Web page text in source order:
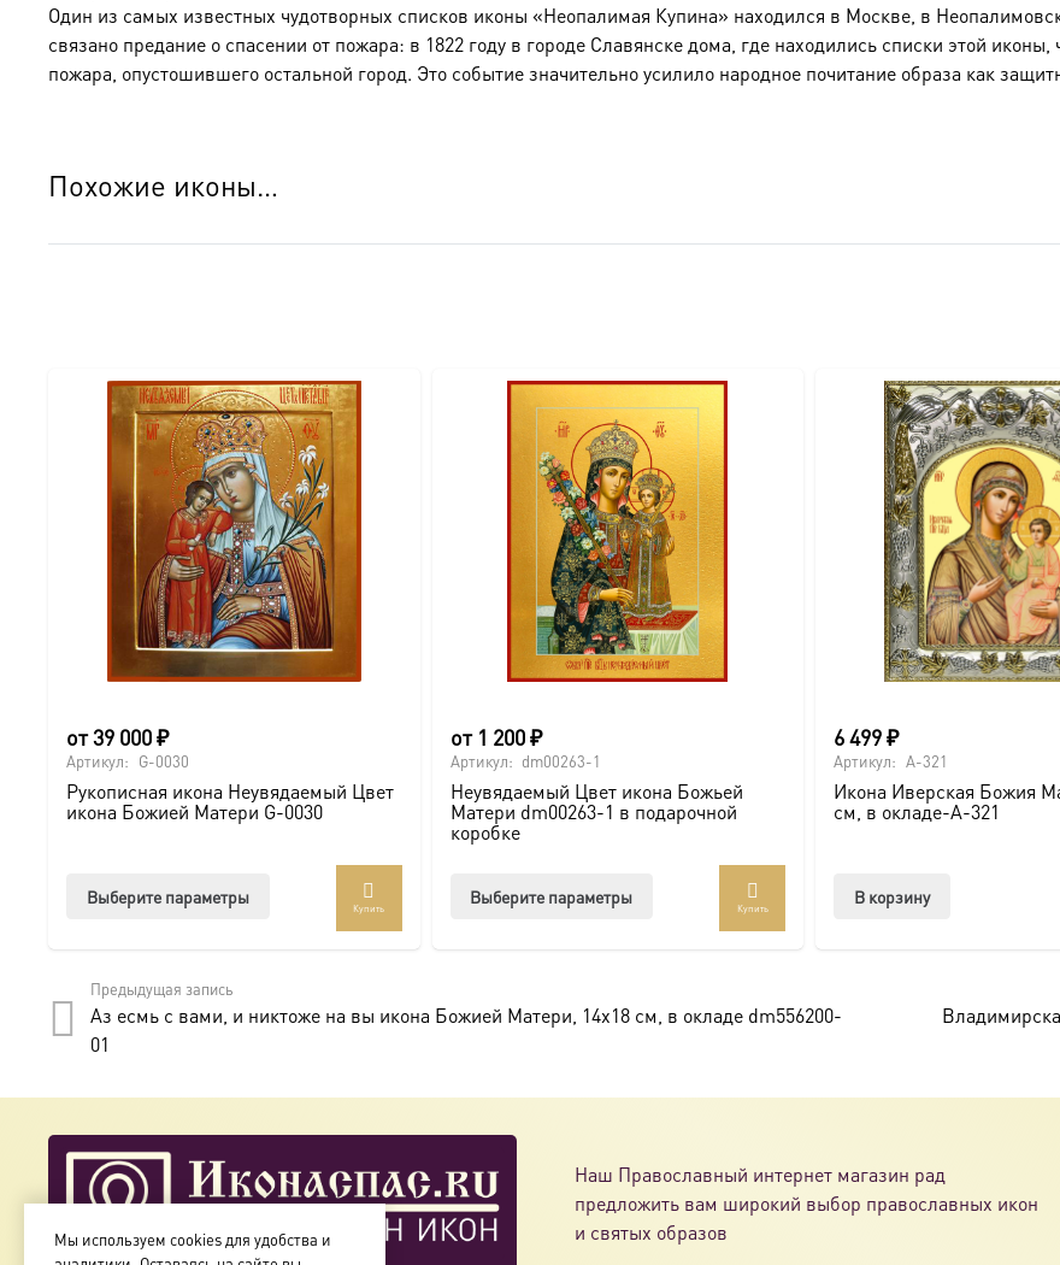
Один из самых известных чудотворных списков иконы «Неопалимая Купина» находился в Москве, в
связано предание о спасении от пожара: в 1822 году в городе Славянске дома, где находились списки этой
пожара, опустошившего остальной город. Это событие значительно усилило народное почитание образа как
Похожие иконы…
от39 000₽
Артикул: G-0030
Рукописная икона Неувядаемый Цвет
икона Божией Матери G-0030
Выберите параметры
товара.
Купить
от 1 200₽
Артикул: dm00263-1
Неувядаемый Цвет икона Божьей
Матери dm00263-1 в подарочной
коробке
Выберите параметры
Опции
товара.
Купить
6 499₽
Артикул: A-321
Икона Иверская Божия
см, в окладе-A-321
В корзину
Предыдущая запись
Аз есмь с вами, и никтоже на вы икона Божией Матери, 14х18 см, в окладе dm556200-
01
Наш Православный интернет магазин рад
предложить вам широкий выбор православных икон
и святых образов
Мы используем cookies для удобства и